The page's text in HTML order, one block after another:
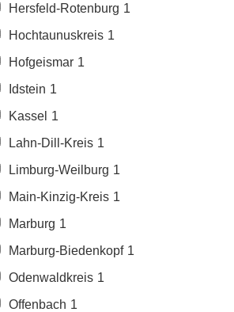
Hersfeld-Rotenburg 1
Hochtaunuskreis 1
Hofgeismar 1
Idstein 1
Kassel 1
Lahn-Dill-Kreis 1
Limburg-Weilburg 1
Main-Kinzig-Kreis 1
Marburg 1
Marburg-Biedenkopf 1
Odenwaldkreis 1
Offenbach 1